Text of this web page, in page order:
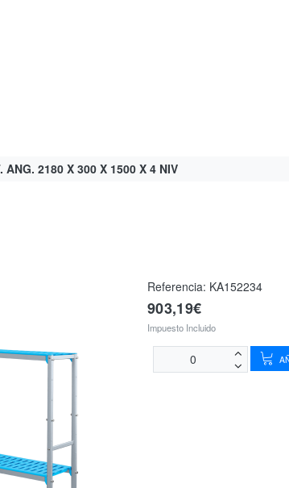
ANG. 2180 X 300 X 1500 X 4 NIV
Referencia: KA152234
903,19€
Impuesto Incluido